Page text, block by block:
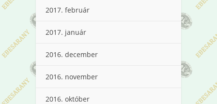
2017. február
2017. január
2016. december
2016. november
2016. október